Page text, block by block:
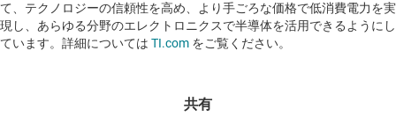
て、テクノロジーの信頼性を高め、より手ごろな価格で低消費電力を実
現し、あらゆる分野のエレクトロニクスで半導体を活用できるようにし
ています。詳細については TI.com をご覧ください。
共有